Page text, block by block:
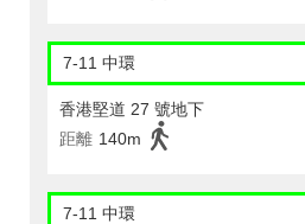
7-11 中環
香港堅道 27 號地下
距離 140m
7-11 中環